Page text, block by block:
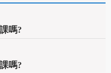
嗎?
嗎?